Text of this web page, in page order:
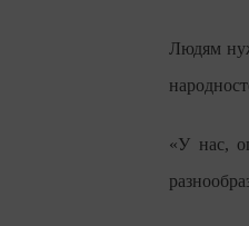
Людям
«У нас,